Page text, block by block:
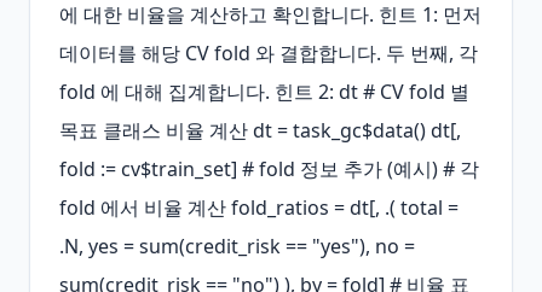
에 대한 비율을 계산하고 확인합니다. 힌트 1: 먼저
데이터를 해당 CV fold 와 결합합니다. 두 번째, 각
fold 에 대해 집계합니다. 힌트 2: dt # CV fold 별
목표 클래스 비율 계산 dt = task_gc$data() dt[,
fold := cv$train_set] # fold 정보 추가 (예시) # 각
fold 에서 비율 계산 fold_ratios = dt[, .( total =
.N, yes = sum(credit_risk == "yes"), no =
sum(credit_risk == "no") ), by = fold] # 비율 표